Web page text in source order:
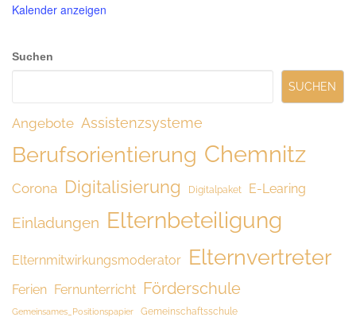
Kalender anzeigen
Suchen
SUCHEN
Angebote Assistenzsysteme
Berufsorientierung Chemnitz
Corona Digitalisierung Digitalpaket E-Learing
Einladungen Elternbeteiligung
Elternmitwirkungsmoderator Elternvertreter
Ferien Fernunterricht Förderschule
Gemeinsames_Positionspapier Gemeinschaftsschule